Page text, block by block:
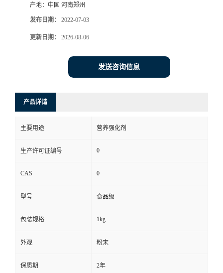
产地： 中国 河南郑州
发布日期： 2022-07-03
更新日期： 2026-08-06
发送咨询信息
产品详请
主要用途 营养强化剂
生产许可证编号 0
CAS 0
型号 食品级
包装规格 1kg
外观 粉末
保质期 2年